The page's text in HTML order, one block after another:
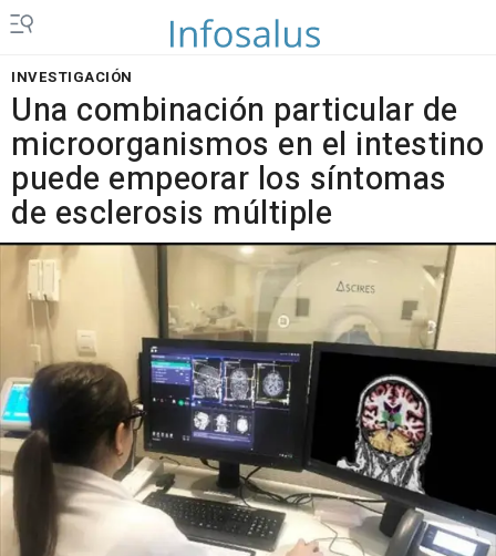
INVESTIGACIÓN
Una combinación particular de
microorganismos en el intestino
puede empeorar los síntomas
de esclerosis múltiple